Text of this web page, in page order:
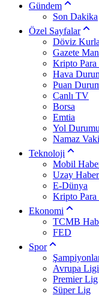
Gündem
Son Dakika
Özel Sayfalar
Döviz
Gazete
Kripto Para
Hava
Puan
Canlı TV
Borsa
Emtia
Yol Durumu
Namaz
Teknoloji
Mobil
Uzay
E-Dünya
Kripto Para
Ekonomi
TCMB
FED
Spor
Avrupa Ligi
Premier Lig
Süper Lig